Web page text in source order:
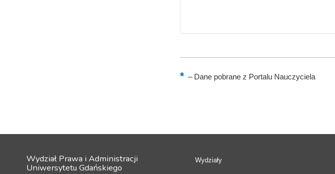
–Dane pobrane z Portalu Nauczyciela
Wydział Prawa i Administracji
Uniwersytetu Gdańskiego
Wydziały